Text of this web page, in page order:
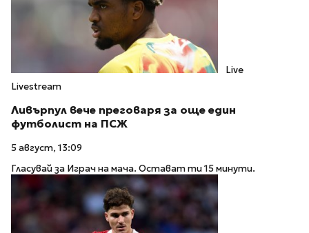
Live
Livestream
Ливърпул вече преговаря за още един
футболист на ПСЖ
5 август, 13:09
Гласувай за Играч на мача. Остават ти 15 минути.